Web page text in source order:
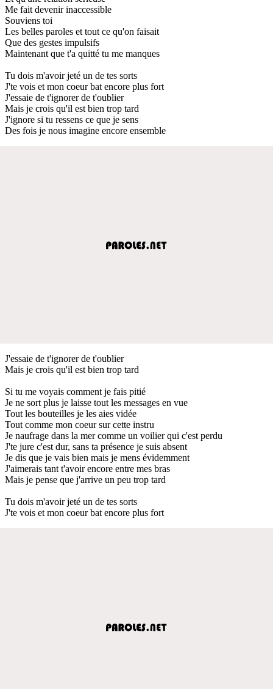
Me fait devenir inaccessible
Souviens toi
Les belles paroles et tout ce qu'on faisait
Que des gestes impulsifs
Maintenant que t'a quitté tu me manques
Tu dois m'avoir jeté un de tes sorts
J'te vois et mon coeur bat encore plus fort
J'essaie de t'ignorer de t'oublier
Mais je crois qu'il est bien trop tard
J'ignore si tu ressens ce que je sens
Des fois je nous imagine encore ensemble
J'essaie de t'ignorer de t'oublier
Mais je crois qu'il est bien trop tard
Si tu me voyais comment je fais pitié
Je ne sort plus je laisse tout les messages en vue
Tout les bouteilles je les aies vidée
Tout comme mon coeur sur cette instru
Je naufrage dans la mer comme un voilier qui c'est perdu
J'te jure c'est dur, sans ta présence je suis absent
Je dis que je vais bien mais je mens évidemment
J'aimerais tant t'avoir encore entre mes bras
Mais je pense que j'arrive un peu trop tard
Tu dois m'avoir jeté un de tes sorts
J'te vois et mon coeur bat encore plus fort